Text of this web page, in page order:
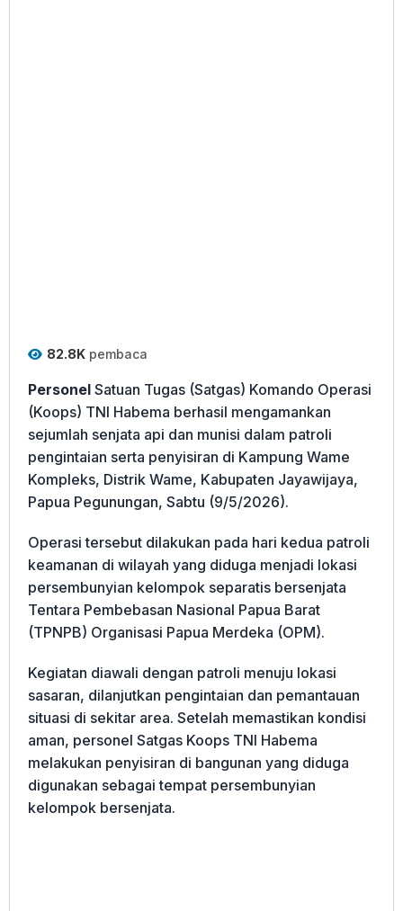
82.8K pembaca
Personel Satuan Tugas (Satgas) Komando Operasi
(Koops) TNI Habema berhasil mengamankan
sejumlah senjata api dan munisi dalam patroli
pengintaian serta penyisiran di Kampung Wame
Kompleks, Distrik Wame, Kabupaten Jayawijaya,
Papua Pegunungan, Sabtu (9/5/2026).
Operasi tersebut dilakukan pada hari kedua patroli
keamanan di wilayah yang diduga menjadi lokasi
persembunyian kelompok separatis bersenjata
Tentara Pembebasan Nasional Papua Barat
(TPNPB) Organisasi Papua Merdeka (OPM).
Kegiatan diawali dengan patroli menuju lokasi
sasaran, dilanjutkan pengintaian dan pemantauan
situasi di sekitar area. Setelah memastikan kondisi
aman, personel Satgas Koops TNI Habema
melakukan penyisiran di bangunan yang diduga
digunakan sebagai tempat persembunyian
kelompok bersenjata.